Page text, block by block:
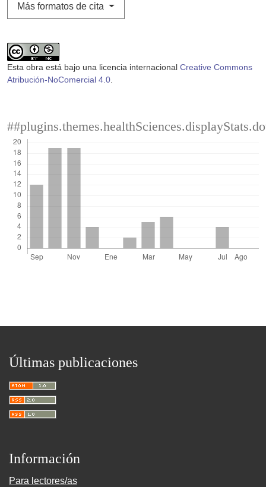
Más formatos de cita
Esta obra está bajo una licencia internacional Creative Commons
Atribución-NoComercial 4.0.
Últimas publicaciones
Información
Para lectores/as